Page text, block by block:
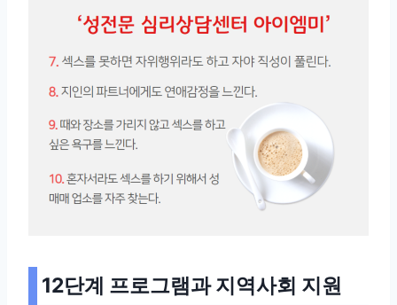
12단계 프로그램과 지역사회 지원